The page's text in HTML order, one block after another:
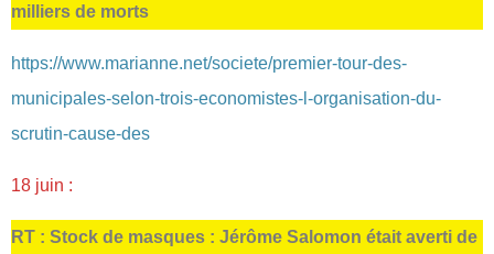
milliers de morts
https://www.marianne.net/societe/premier-tour-des-
municipales-selon-trois-economistes-l-organisation-du-
scrutin-cause-des
18 juin :
RT : Stock de masques : Jérôme Salomon était averti de